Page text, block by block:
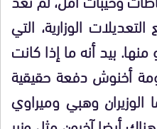
الوزارية، التي
بيد أنه ما إذا كانت
أخنوش دفعة حقيقية
وهبي وميراوي